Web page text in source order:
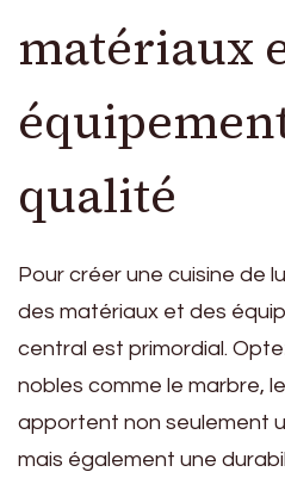
matériaux
qualité
Pour créer une cuisine de
des matériaux et des
central est primordial.
nobles comme le marbre,
apportent non seulement
mais également une